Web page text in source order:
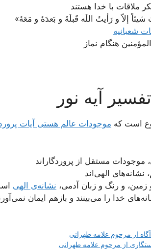
ملاقات با خدا هستند
إلاّ و رَأیتُ اللَه قَبلَهُ و بَعدَهُ و مَعَهُ»
شعبانیه
هنگام نماز
آیه نور
است که موجودات عالم هستى آیات
موجودات مستقل از پروردگاراند
الهی‌اند
و رنگ و زبان آدمی، نشانه‌ی الهی
خدا را می‌بینند و بازهم ایمان
از مرحوم علامه طهرانی
از مرحوم علامه طهرانی